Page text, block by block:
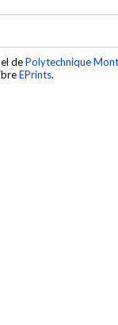
dePolytechnique
EPrints.